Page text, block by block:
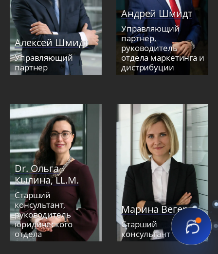
Алексей Шмидт
Управляющий
партнер
Андрей Шмидт
Управляющий
партнер,
руководитель
отдела маркетинга и
дистрибуции
Dr. Ольга
Кылина, LL.M.
Старший
консультант,
руководитель
юридического
отдела
Марина Вегер
Старший
консультант